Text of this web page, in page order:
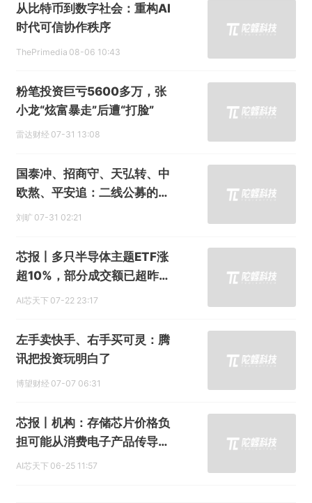
从比特币到数字社会：重构AI
时代可信协作秩序
ThePrimedia 08-06 10:43
粉笔投资巨亏5600多万，张
小龙“炫富暴走”后遭“打脸”
雷达财经 07-31 13:08
国泰冲、招商守、天弘转、中
欧熬、平安追：二线公募的排
位保卫战
刘旷 07-31 02:21
芯报丨多只半导体主题ETF涨
超10%，部分成交额已超昨日
全天
AI芯天下 07-22 23:17
左手卖快手、右手买可灵：腾
讯把投资玩明白了
博望财经 07-07 06:31
芯报丨机构：存储芯片价格负
担可能从消费电子产品传导至
AI
AI芯天下 06-25 11:57